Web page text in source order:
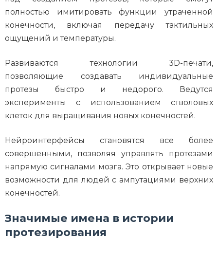
полностью имитировать функции утраченной
конечности, включая передачу тактильных
ощущений и температуры.
Развиваются технологии 3D-печати,
позволяющие создавать индивидуальные
протезы быстро и недорого. Ведутся
эксперименты с использованием стволовых
клеток для выращивания новых конечностей.
Нейроинтерфейсы становятся все более
совершенными, позволяя управлять протезами
напрямую сигналами мозга. Это открывает новые
возможности для людей с ампутациями верхних
конечностей.
Значимые имена в истории
протезирования